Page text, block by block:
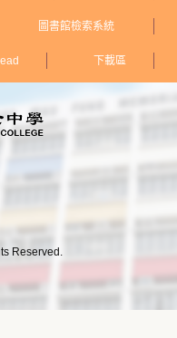
圖書館檢索系統
下載區
Reserved.